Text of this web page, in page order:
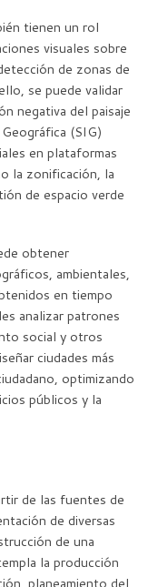
tienen un rol
visuales sobre
de zonas de
se puede validar
negativa del paisaje
(SIG)
en plataformas
la zonificación, la
de espacio verde
obtener
ambientales,
en tiempo
analizar patrones
social y otros
ciudades más
optimizando
públicos y la
de las fuentes de
de diversas
de una
la producción
planeamiento del